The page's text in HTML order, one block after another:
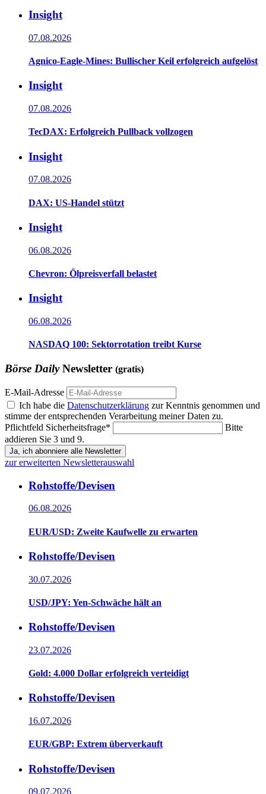
Insight
07.08.2026
Agnico-Eagle-Mines: Bullischer Keil erfolgreich aufgelöst
Insight
07.08.2026
TecDAX: Erfolgreich Pullback vollzogen
Insight
07.08.2026
DAX: US-Handel stützt
Insight
06.08.2026
Chevron: Ölpreisverfall belastet
Insight
06.08.2026
NASDAQ 100: Sektorrotation treibt Kurse
Börse DailyNewsletter (gratis)
E-Mail-Adresse
Ich habe die Datenschutzerklärung zur Kenntnis genommen und
stimme der entsprechenden Verarbeitung meiner Daten zu.
Pflichtfeld Sicherheitsfrage*
Bitte
addieren Sie 3 und 9.
Ja, ich abonniere alle Newsletter
zur erweiterten Newsletterauswahl
Rohstoffe/Devisen
06.08.2026
EUR/USD: Zweite Kaufwelle zu erwarten
Rohstoffe/Devisen
30.07.2026
USD/JPY: Yen-Schwäche hält an
Rohstoffe/Devisen
23.07.2026
Gold: 4.000 Dollar erfolgreich verteidigt
Rohstoffe/Devisen
16.07.2026
EUR/GBP: Extrem überverkauft
Rohstoffe/Devisen
09.07.2026